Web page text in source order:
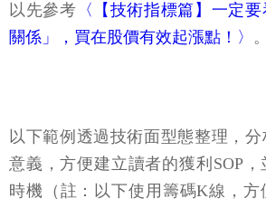
以先參考 〈【技術指標篇】一定
關係」，買在股價有效起漲點！〉 。
以下範例透過技術面型態整理，
意義，方便建立讀者的獲利SOP
時機（註：以下使用籌碼K線，方